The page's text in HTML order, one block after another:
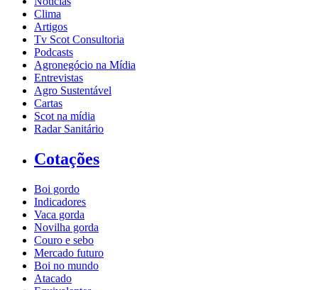
Clima
Artigos
Tv Scot Consultoria
Podcasts
Agronegócio na Mídia
Entrevistas
Agro Sustentável
Cartas
Scot na mídia
Radar Sanitário
Cotações
Boi gordo
Indicadores
Vaca gorda
Novilha gorda
Couro e sebo
Mercado futuro
Boi no mundo
Atacado